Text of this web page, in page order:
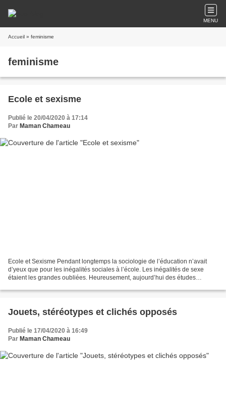
MENU
Accueil » feminisme
feminisme
Ecole et sexisme
Publié le 20/04/2020 à 17:14
Par Maman Chameau
Ecole et Sexisme Pendant longtemps la sociologie de l’éducation n’avait
d’yeux que pour les inégalités sociales à l’école. Les inégalités de sexe
étaient les grandes oubliées. Heureusement, aujourd’hui des études
Jouets, stéréotypes et clichés opposés
Publié le 17/04/2020 à 16:49
Par Maman Chameau